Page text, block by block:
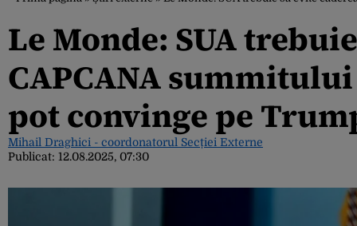
Le Monde: SUA
CAPCANA
pot convinge pe
Mihail Draghici - coordonatorul Secției Externe
Publicat: 12.08.2025, 07:30